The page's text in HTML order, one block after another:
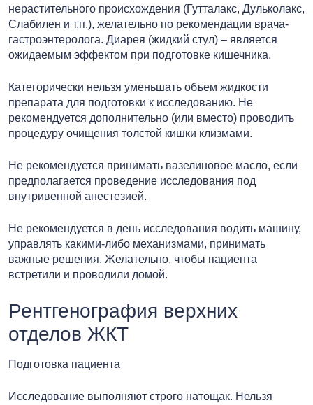
нерастительного происхождения (Гутталакс, Дульколакс,
Слабилен и т.п.), желательно по рекомендации врача-
гастроэнтеролога. Диарея (жидкий стул) – является
ожидаемым эффектом при подготовке кишечника.
Категорически нельзя уменьшать объем жидкости
препарата для подготовки к исследованию. Не
рекомендуется дополнительно (или вместо) проводить
процедуру очищения толстой кишки клизмами.
Не рекомендуется принимать вазелиновое масло, если
предполагается проведение исследования под
внутривенной анестезией.
Не рекомендуется в день исследования водить машину,
управлять какими-либо механизмами, принимать
важные решения. Желательно, чтобы пациента
встретили и проводили домой.
Рентгенография верхних
отделов ЖКТ
Подготовка пациента
Исследование выполняют строго натощак. Нельзя